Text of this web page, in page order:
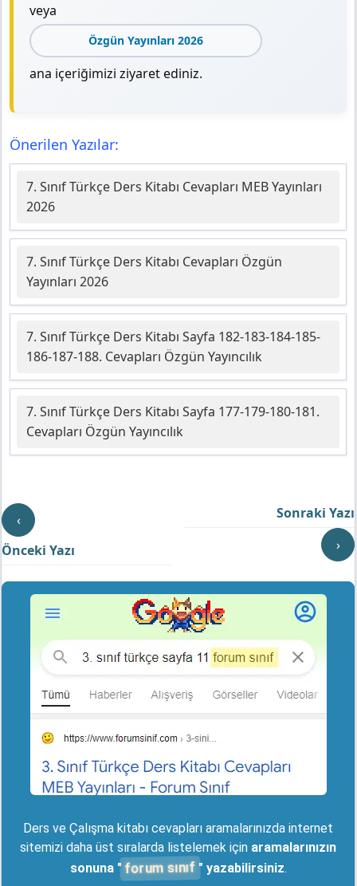
veya
Özgün Yayınları 2026
ana içeriğimizi ziyaret ediniz.
Önerilen Yazılar:
7. Sınıf Türkçe Ders Kitabı Cevapları MEB Yayınları
2026
7. Sınıf Türkçe Ders Kitabı Cevapları Özgün
Yayınları 2026
7. Sınıf Türkçe Ders Kitabı Sayfa 182-183-184-185-
186-187-188. Cevapları Özgün Yayıncılık
7. Sınıf Türkçe Ders Kitabı Sayfa 177-179-180-181.
Cevapları Özgün Yayıncılık
‹
Önceki Yazı
Sonraki Yazı
›
Ders ve Çalışma kitabı cevapları aramalarınızda internet
sitemizi daha üst sıralarda listelemek için aramalarınızın
sonuna " forum sınıf " yazabilirsiniz.